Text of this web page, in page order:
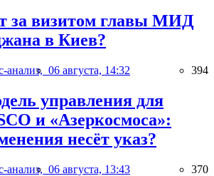
за визитом главы МИД
в Киев?
анализ, 06 августа, 14:32 394
управления для
и «Азеркосмоса»:
несёт указ?
анализ, 06 августа, 13:43 370